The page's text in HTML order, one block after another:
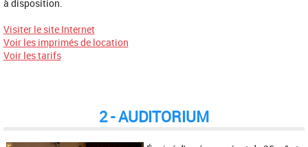
à disposition.
Visiter le site Internet
Voir les imprimés de location
Voir les tarifs
2 - AUDITORIUM